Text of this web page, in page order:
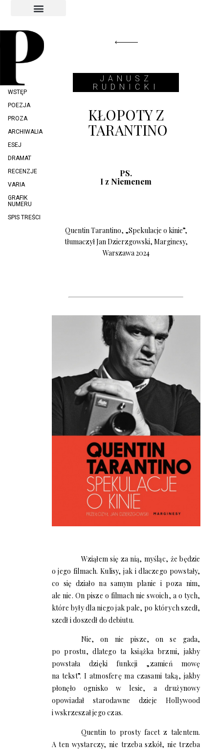
WSTĘP
POEZJA
PROZA
ARCHIWALIA
ESEJ
DRAMAT
RECENZJE
VARIA
GRAFIK
NUMERU
SPIS TREŚCI
JANUSZ
RUDNICKI
KŁOPOTY Z
TARANTINO
PS.
I z Niemenem
Quentin Tarantino, „Spekulacje o kinie”,
tłumaczył Jan Dzierzgowski, Marginesy,
Warszawa 2024
Wziąłem się za nią, myśląc, że będzie
o jego filmach. Kulisy, jak i dlaczego powstały,
co się działo na samym planie i poza nim,
ale nie. On pisze o filmach nie swoich, a o tych,
które były dla niego jak pale, po których szedł,
szedł i doszedł do debiutu.
Nie, on nie pisze, on se gada,
po prostu, dlatego ta książka brzmi, jakby
powstała dzięki funkcji „zamień mowę
na tekst”. I atmosferę ma czasami taką, jakby
płonęło ognisko w lesie, a drużynowy
opowiadał starodawne dzieje Hollywood
i wskrzeszał jego czas.
Quentin to prosty facet z talentem.
A ten wystarczy, nie trzeba szkół, nie trzeba